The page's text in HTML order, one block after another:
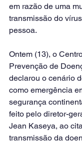
em razão de uma
transmissão do
pessoa.
Ontem (13), o
Prevenção de
declarou o cenário
como emergência
segurança
feito pelo diretor-
Jean Kaseya, ao
transmissão da